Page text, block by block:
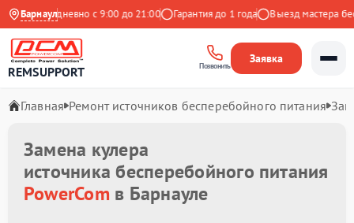
Барнаул
Ежедневно с 9:00 до 21:00 Гарантия до 1 года Выезд мастера
REMSUPPORT Позвонить
Заявка
Главная Ремонт источников бесперебойного питания
Замена кулера
источника бесперебойного питания
PowerComв Барнауле